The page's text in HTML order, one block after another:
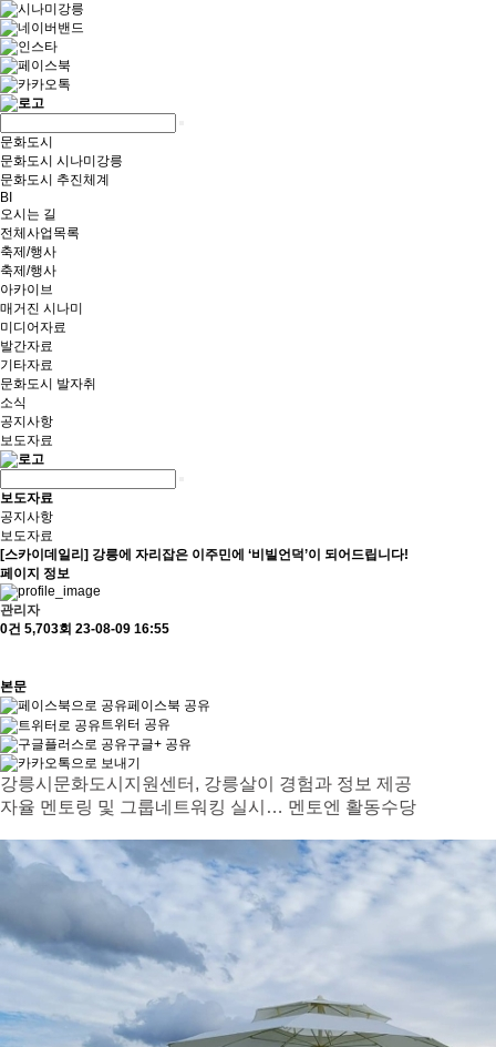
문화도시
문화도시 시나미강릉
문화도시 추진체계
BI
오시는 길
전체사업목록
축제/행사
축제/행사
아카이브
매거진 시나미
미디어자료
발간자료
기타자료
문화도시 발자취
소식
공지사항
보도자료
보도자료
공지사항
보도자료
[스카이데일리] 강릉에 자리잡은 이주민에 ‘비빌언덕’이 되어드립니다!
페이지 정보
관리자
0건 5,703회 23-08-09 16:55
본문
페이스북 공유
트위터 공유
구글+ 공유
강릉시문화도시지원센터, 강릉살이 경험과 정보 제공
자율 멘토링 및 그룹네트워킹 실시… 멘토엔 활동수당